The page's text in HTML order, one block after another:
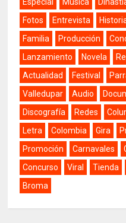
Especial
Música
Fotos
Entrevista
Familia
Producción
Lanzamiento
Novela
Actualidad
Festival
Valledupar
Audio
Discografía
Redes
Letra
Colombia Gira
Promoción
Carnavales
Concurso
Viral Tienda
Broma